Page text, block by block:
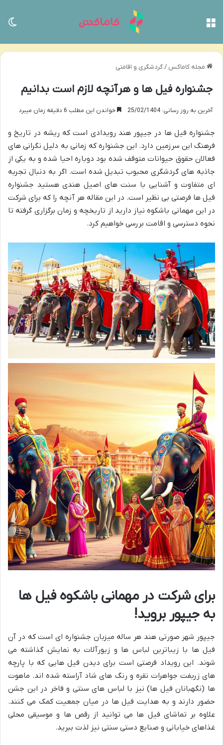
مجله کاماکس /گردشگری و اقامتی
جشنواره فیل ها و هرآنچه لازم است بدانیم
آخرین به روز رسانی: 25/02/1404 خواندن این مطلب 6 دقیقه زمان میبرد
جشنواره فیل ها در جیپور هند رویدادی است که ریشه در تاریخ و
فرهنگ این سرزمین دارد. این جشنواره که زمانی به دلیل نگرانی های
فعالان حقوق حیوانات متوقف شده بود دوباره احیا شده و به یکی از
جاذبه های گردشگری محبوب تبدیل شده است. اگر به دنبال تجربه
ای متفاوت و آشنایی با سنت های اصیل هندی هستید جشنواره
فیل ها فرصتی بی نظیر است. در این مقاله هر آنچه را که برای شرکت
در این مهمانی باشکوه نیاز دارید از تاریخچه و زمان برگزاری گرفته تا
نحوه دسترسی و اقامت بررسی خواهیم کرد.
برای شرکت در مهمانی باشکوه فیل ها
به جیپور بروید!
جیپور شهر صورتی هند هر ساله میزبان جشنواره ای است که در آن
فیل ها با زیباترین لباس ها و زیورآلات به نمایش گذاشته می
شوند. این رویداد فرصتی است برای دیدن فیل هایی که با پارچه
های زربفت جواهرات نقره و رنگ های شاد آراسته شده اند. ماهوت
ها (نگهبانان فیل ها) نیز با لباس های سنتی و فاخر در این جشن
حضور دارند و به هدایت فیل ها در میان جمعیت کمک می کنند.
علاوه بر تماشای فیل ها می توانید از رقص ها و موسیقی محلی
غذاهای خیابانی و صنایع دستی سنتی نیز لذت ببرید.